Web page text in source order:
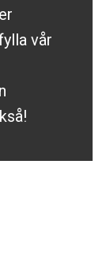
vår